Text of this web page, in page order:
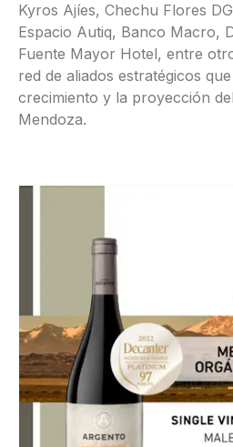
Kyros Ajíes, Chechu Flores
Espacio Autiq, Banco Macro,
Fuente Mayor Hotel, entre
red de aliados estratégicos
crecimiento y la proyección
Mendoza.